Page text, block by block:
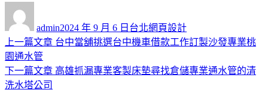
admin佈
日
2024 年 9 月 6 日 類
台北網頁設計
文
章
導
上一篇文章 上
篇
台中當舖挑選台中機車借款工作訂製沙發專業桃
園通水管
下一篇文章 下
高雄抓漏專業客製床墊尋找倉儲專業通水管的清
洗水塔公司